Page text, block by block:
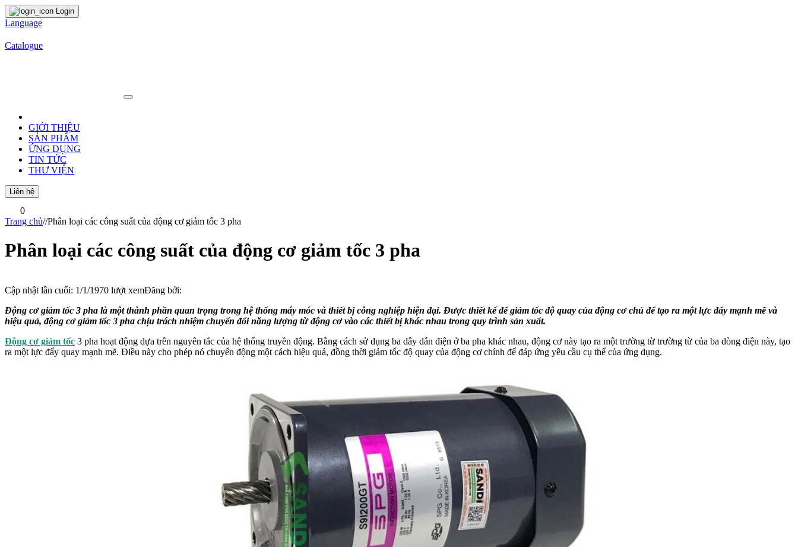
Login
Language
Catalogue
GIỚI THIỆU
SẢN PHẨM
ỨNG DỤNG
TIN TỨC
THƯ VIỆN
Liên hệ
0
Trang chủ//Phân loại các công suất của động cơ giảm tốc 3 pha
Phân loại các công suất của động cơ giảm tốc 3 pha
Cập nhật lần cuối: 1/1/1970 lượt xemĐăng bởi:
Động cơ giảm tốc 3 pha là một thành phần quan trọng trong hệ thống máy móc và thiết bị công nghiệp hiện đại. Được thiết kế để giảm tốc độ quay của động cơ chủ để tạo ra một lực đẩy mạnh mẽ và
hiệu quả, động cơ giảm tốc 3 pha chịu trách nhiệm chuyển đổi năng lượng từ động cơ vào các thiết bị khác nhau trong quy trình sản xuất.
Động cơ giảm tốc 3 pha hoạt động dựa trên nguyên tắc của hệ thống truyền động. Bằng cách sử dụng ba dây dẫn điện ở ba pha khác nhau, động cơ này tạo ra một trường từ trường từ của ba dòng điện này, tạo
ra một lực đẩy quay mạnh mẽ. Điều này cho phép nó chuyển động một cách hiệu quả, đồng thời giảm tốc độ quay của động cơ chính để đáp ứng yêu cầu cụ thể của ứng dụng.